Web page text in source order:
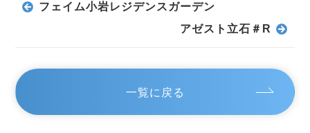
フェイム小岩レジデンスガーデン
アゼスト立石＃R
一覧に戻る